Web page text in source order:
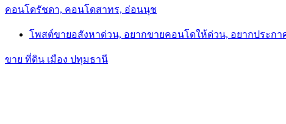
คอนโดรัชดา, คอนโดสาทร, อ่อนนุช
โพสต์ขายอสังหาด่วน, อยากขายคอนโดให้ด่วน, อยากประก
ขาย ที่ดิน เมือง ปทุมธานี